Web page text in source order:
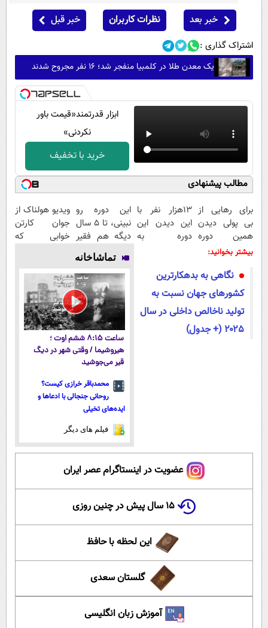
خبر بعد نظرات کاربران خبر قبل
اشتراک گذاری :
یک معدن طلا در کلمبیا منفجر شد؛ ۱۶ نفر مجروح شدند
ابزار قدرتمند‌‌«قیمت باور
نکردنی»
خرید با تخفیف
مطالب پیشنهادی
برای رهایی از
بی پولی دیدن
همین دوره
رایگان کافیه!
کن)
13هزار نفر با
این دیدن این
دوره به
ثبت‌‌نام رایگان
این دوره رو
نبینی، تا 5 سال
دیگه هم فقیر
می‌مونی! همین
الان ثبت نام
کن
ویدیو هولناک از
جوان کارتن
خوابی که
بیشتر بخوانید:
نگاهی به بدهکارترین
کشورهای جهان نسبت به
تولید ناخالص داخلی در سال
۲۰۲۵ (+ جدول)
تماشاخانه
ساعت ۸:۱۵ ششم اوت ؛
هیروشیما / وقتی شهر در دیگ
قیر می‌جوشید
محمدباقر خرازی کیست؟
روحانی جنجالی با ادعاها و
ایده‌های تخیلی
فیلم های دیگر
عضویت در اینستاگرام عصر ایران
۱۵ سال پیش در چنین روزی
این لحظه با حافظ
گلستان سعدی
آموزش زبان انگلیسی